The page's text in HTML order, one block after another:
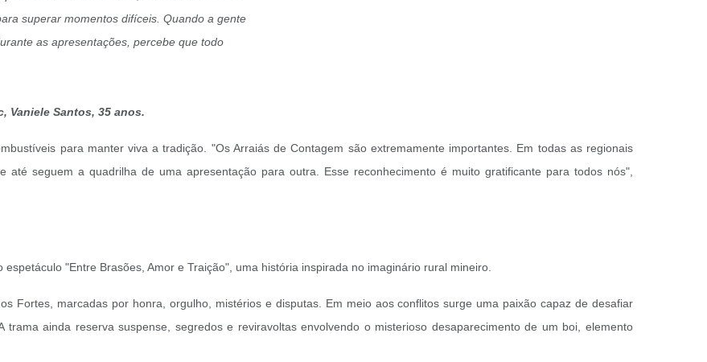
superar momentos difíceis. Quando a gente
as apresentações, percebe que todo
Vaniele Santos, 35 anos.
para manter viva a tradição. "Os Arraiás de Contagem são extremamente importantes. Em todas as regionais
até seguem a quadrilha de uma apresentação para outra. Esse reconhecimento é muito gratificante para todos nós",
"Entre Brasões, Amor e Traição", uma história inspirada no imaginário rural mineiro.
Fortes, marcadas por honra, orgulho, mistérios e disputas. Em meio aos conflitos surge uma paixão capaz de desafiar
ainda reserva suspense, segredos e reviravoltas envolvendo o misterioso desaparecimento de um boi, elemento